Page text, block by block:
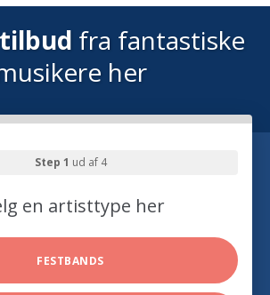
fra fantastiske
her
Step 1 ud af 4
en artisttype her
FESTBANDS